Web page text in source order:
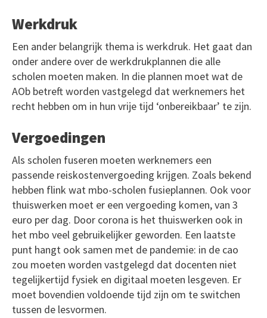
Werkdruk
Een ander belangrijk thema is werkdruk. Het gaat dan
onder andere over de werkdrukplannen die alle
scholen moeten maken. In die plannen moet wat de
AOb betreft worden vastgelegd dat werknemers het
recht hebben om in hun vrije tijd ‘onbereikbaar’ te zijn.
Vergoedingen
Als scholen fuseren moeten werknemers een
passende reiskostenvergoeding krijgen. Zoals bekend
hebben flink wat mbo-scholen fusieplannen. Ook voor
thuiswerken moet er een vergoeding komen, van 3
euro per dag. Door corona is het thuiswerken ook in
het mbo veel gebruikelijker geworden. Een laatste
punt hangt ook samen met de pandemie: in de cao
zou moeten worden vastgelegd dat docenten niet
tegelijkertijd fysiek en digitaal moeten lesgeven. Er
moet bovendien voldoende tijd zijn om te switchen
tussen de lesvormen.